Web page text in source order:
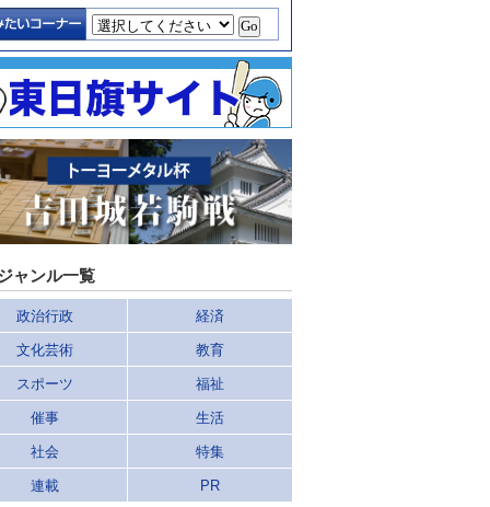
ャンル一覧
政治行政 経済
文化芸術 教育
スポーツ 福祉
催事 生活
社会 特集
連載 PR